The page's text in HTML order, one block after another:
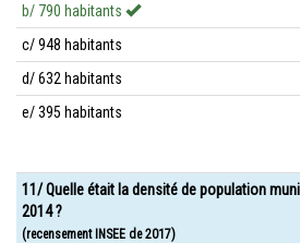
b/ 790 habitants
c/ 948 habitants
d/ 632 habitants
e/ 395 habitants
11/ Quelle était la densité de population
2014 ?
(recensement INSEE de 2017)